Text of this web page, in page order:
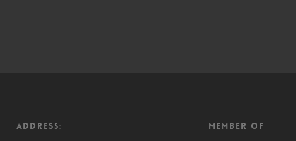
ADDRESS: Member of